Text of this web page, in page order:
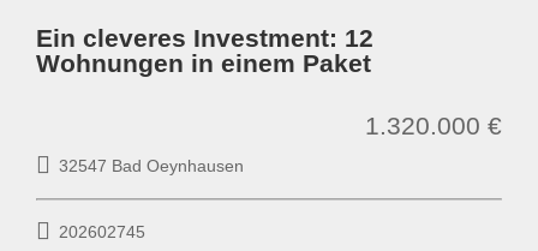
Ein cleveres Investment: 12
Wohnungen in einem Paket
32547 Bad Oeynhausen
1.320.000 €
202602745